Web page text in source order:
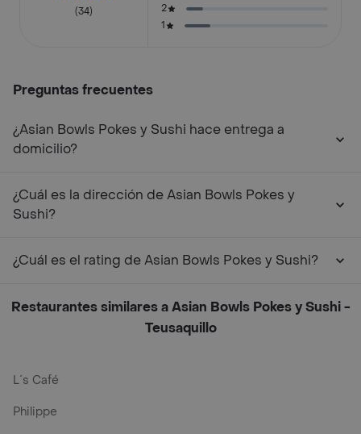
(34)
2
1
Preguntas frecuentes
¿Asian Bowls Pokes y Sushi hace entrega a
domicilio?
¿Cuál es la dirección de Asian Bowls Pokes y
Sushi?
¿Cuál es el rating de Asian Bowls Pokes y Sushi?
Restaurantes similares a Asian Bowls Pokes y Sushi -
Teusaquillo
L´s Café
Philippe